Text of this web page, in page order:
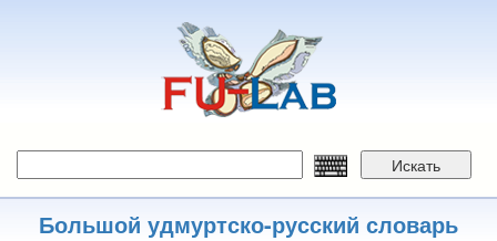
Искать
Большой удмуртско-русский словарь